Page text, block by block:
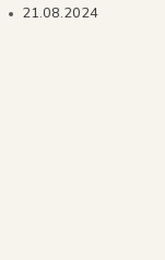
21.08.2024